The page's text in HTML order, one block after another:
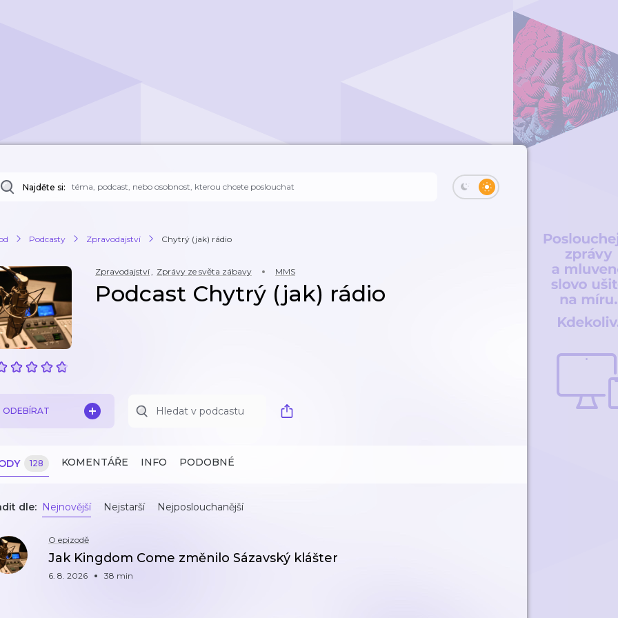
Najděte si:
Podcasty Zpravodajství Chytrý (jak) rádio
Zpravodajství, Zprávy ze světa zábavy MMS
Podcast Chytrý (jak) rádio
ODEBÍRAT
128 KOMENTÁŘE INFO PODOBNÉ
dle: Nejnovější Nejstarší Nejposlouchanější
O epizodě
Jak Kingdom Come změnilo Sázavský klášter
6. 8. 2026 38 min